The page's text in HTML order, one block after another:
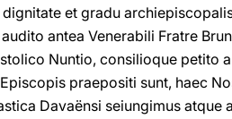
et gradu
antea Venerabili Fratre
Nuntio, consilioque petito
praepositi sunt, haec
Davaënsi seiungimus